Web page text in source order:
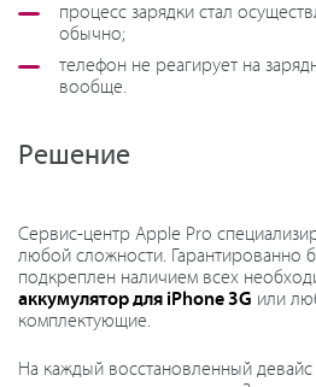
процесс зарядки стал
обычно;
телефон не реагирует на
вообще.
Решение
Сервис-центр Apple Pro
любой сложности. Гарантированно
подкреплен наличием всех
аккумулятор для iPhone 3G или
комплектующие.
На каждый восстановленный девайс